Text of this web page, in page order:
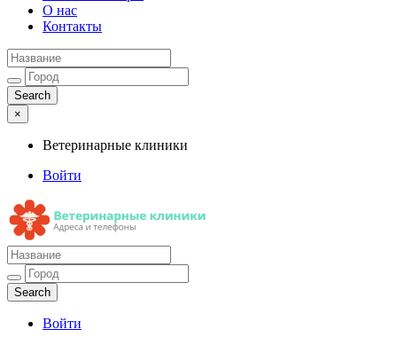
О нас
Контакты
×
Ветеринарные клиники
Войти
Ветеринарные клиники
Адреса и телефоны
Войти